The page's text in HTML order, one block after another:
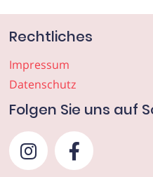
Rechtliches
Impressum
Datenschutz
Folgen Sie uns auf